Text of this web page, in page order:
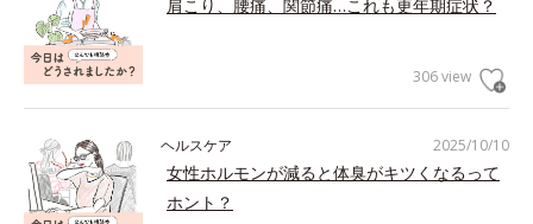
肩こり、腰痛、関節痛…これも更年期症状？
306 view
2025/10/10
ヘルスケア
女性ホルモンが減ると体臭がキツくなるって
ホント？